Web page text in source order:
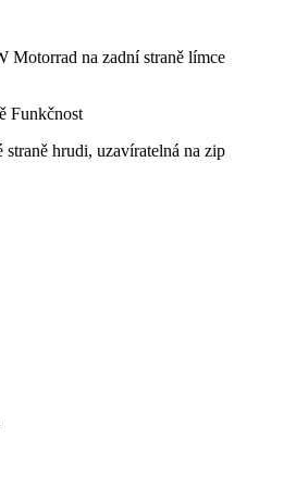
Motorrad na zadní straně límce
Funkčnost
straně hrudi, uzavíratelná na zip